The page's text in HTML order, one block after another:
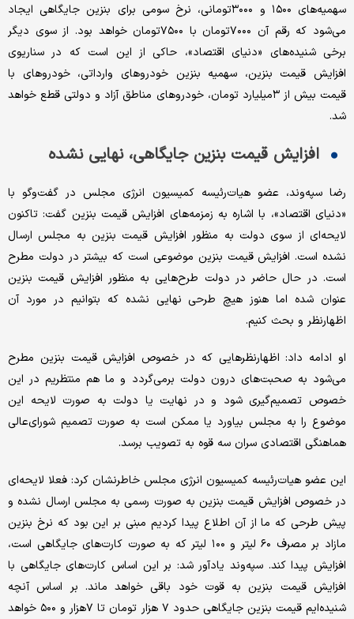
سهمیه‌های ۱۵۰۰ و ۳۰۰۰تومانی، نرخ سومی برای بنزین جایگاهی ایجاد
می‌شود که رقم آن ۷۰۰۰تومان با ۷۵۰۰تومان خواهد بود. از سوی دیگر
برخی شنیده‌های «دنیای اقتصاد»، حاکی از این است که در سناریوی
افزایش قیمت بنزین، سهمیه بنزین خودروهای وارداتی، خودروهای با
قیمت بیش از ۳‌میلیارد تومان، خودروهای مناطق آزاد و دولتی قطع خواهد
شد.
افزایش قیمت بنزین جایگاهی، نهایی نشده
رضا سپه‌وند، عضو هیات‌رئیسه کمیسیون انرژی مجلس در گفت‌وگو با
«دنیای اقتصاد»، با اشاره به زمزمه‌های افزایش قیمت بنزین گفت: تاکنون
لایحه‌ای از سوی دولت به منظور افزایش قیمت بنزین به مجلس ارسال
نشده است. افزایش قیمت بنزین موضوعی است که بیشتر در دولت مطرح
است. در حال حاضر در دولت طرح‌هایی به منظور افزایش قیمت بنزین
عنوان شده اما هنوز هیچ طرحی نهایی نشده که بتوانیم در مورد آن
اظهارنظر و بحث کنیم.
او ادامه داد: اظهارنظرهایی که در خصوص افزایش قیمت بنزین مطرح
می‌‌شود به صحبت‌های درون دولت بر‌می‌گردد و ما هم منتظریم در این
خصوص تصمیم‌گیری شود و در نهایت یا دولت به صورت لایحه این
موضوع را به مجلس بیاورد یا ممکن است به صورت تصمیم شورای‌عالی
هماهنگی اقتصادی سران سه قوه به تصویب برسد.
این عضو هیات‌رئیسه کمیسیون انرژی مجلس خاطرنشان کرد: فعلا لایحه‌ای
در خصوص افزایش قیمت بنزین به صورت رسمی به مجلس ارسال نشده و
پیش طرحی که ما از آن اطلاع پیدا کردیم مبنی بر این بود که نرخ بنزین
مازاد بر مصرف ۶۰ لیتر و ۱۰۰ لیتر که به صورت کارت‌های جایگاهی است،
افزایش پیدا کند. سپه‌وند یادآور شد: بر این اساس کارت‌های جایگاهی با
افزایش قیمت بنزین به قوت خود باقی خواهد ماند. بر اساس آنچه
شنیده‌ایم قیمت بنزین جایگاهی حدود ۷ هزار تومان تا ۷هزار و ۵۰۰ خواهد